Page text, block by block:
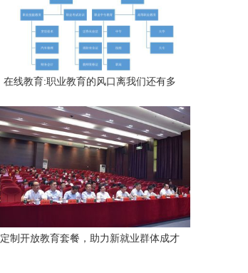
在线教育:职业教育的风口离我们还有多
定制开放教育套餐，助力新就业群体成才